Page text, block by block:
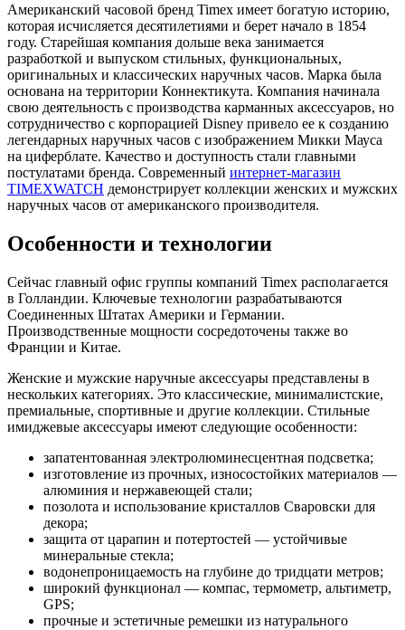
Американский часовой бренд Timex имеет богатую историю,
которая исчисляется десятилетиями и берет начало в 1854
году. Старейшая компания дольше века занимается
разработкой и выпуском стильных, функциональных,
оригинальных и классических наручных часов. Марка была
основана на территории Коннектикута. Компания начинала
свою деятельность с производства карманных аксессуаров, но
сотрудничество с корпорацией Disney привело ее к созданию
легендарных наручных часов с изображением Микки Мауса
на циферблате. Качество и доступность стали главными
постулатами бренда. Современный интернет-магазин
TIMEXWATCH демонстрирует коллекции женских и мужских
наручных часов от американского производителя.
Особенности и технологии
Сейчас главный офис группы компаний Timex располагается
в Голландии. Ключевые технологии разрабатываются
Соединенных Штатах Америки и Германии.
Производственные мощности сосредоточены также во
Франции и Китае.
Женские и мужские наручные аксессуары представлены в
нескольких категориях. Это классические, минималистские,
премиальные, спортивные и другие коллекции. Стильные
имиджевые аксессуары имеют следующие особенности:
запатентованная электролюминесцентная подсветка;
изготовление из прочных, износостойких материалов —
алюминия и нержавеющей стали;
позолота и использование кристаллов Сваровски для
декора;
защита от царапин и потертостей — устойчивые
минеральные стекла;
водонепроницаемость на глубине до тридцати метров;
широкий функционал — компас, термометр, альтиметр,
GPS;
прочные и эстетичные ремешки из натурального